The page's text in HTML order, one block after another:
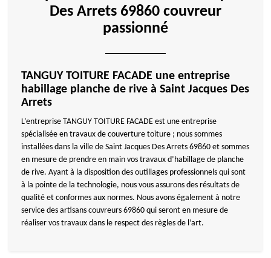
Des Arrets 69860 couvreur
passionné
TANGUY TOITURE FACADE une entreprise
habillage planche de rive à Saint Jacques Des
Arrets
L’entreprise TANGUY TOITURE FACADE est une entreprise
spécialisée en travaux de couverture toiture ; nous sommes
installées dans la ville de Saint Jacques Des Arrets 69860 et sommes
en mesure de prendre en main vos travaux d’habillage de planche
de rive. Ayant à la disposition des outillages professionnels qui sont
à la pointe de la technologie, nous vous assurons des résultats de
qualité et conformes aux normes. Nous avons également à notre
service des artisans couvreurs 69860 qui seront en mesure de
réaliser vos travaux dans le respect des règles de l’art.